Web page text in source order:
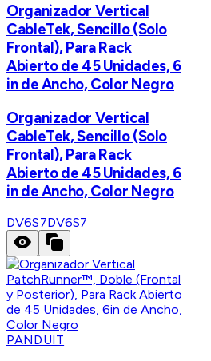
Organizador Vertical
CableTek, Sencillo (Solo
Frontal), Para Rack
Abierto de 45 Unidades, 6
in de Ancho, Color Negro
Organizador Vertical
CableTek, Sencillo (Solo
Frontal), Para Rack
Abierto de 45 Unidades, 6
in de Ancho, Color Negro
DV6S7DV6S7
PANDUIT